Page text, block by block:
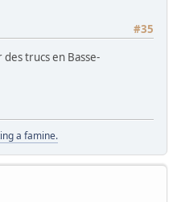
#35
trucs en Basse-
a famine.